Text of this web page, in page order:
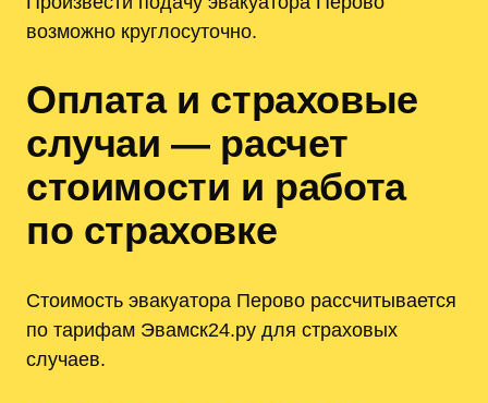
возможно круглосуточно.
Оплата и страховые
случаи — расчет
стоимости и работа
по страховке
Стоимость эвакуатора Перово рассчитывается
по тарифам Эвамск24.ру для страховых
случаев.